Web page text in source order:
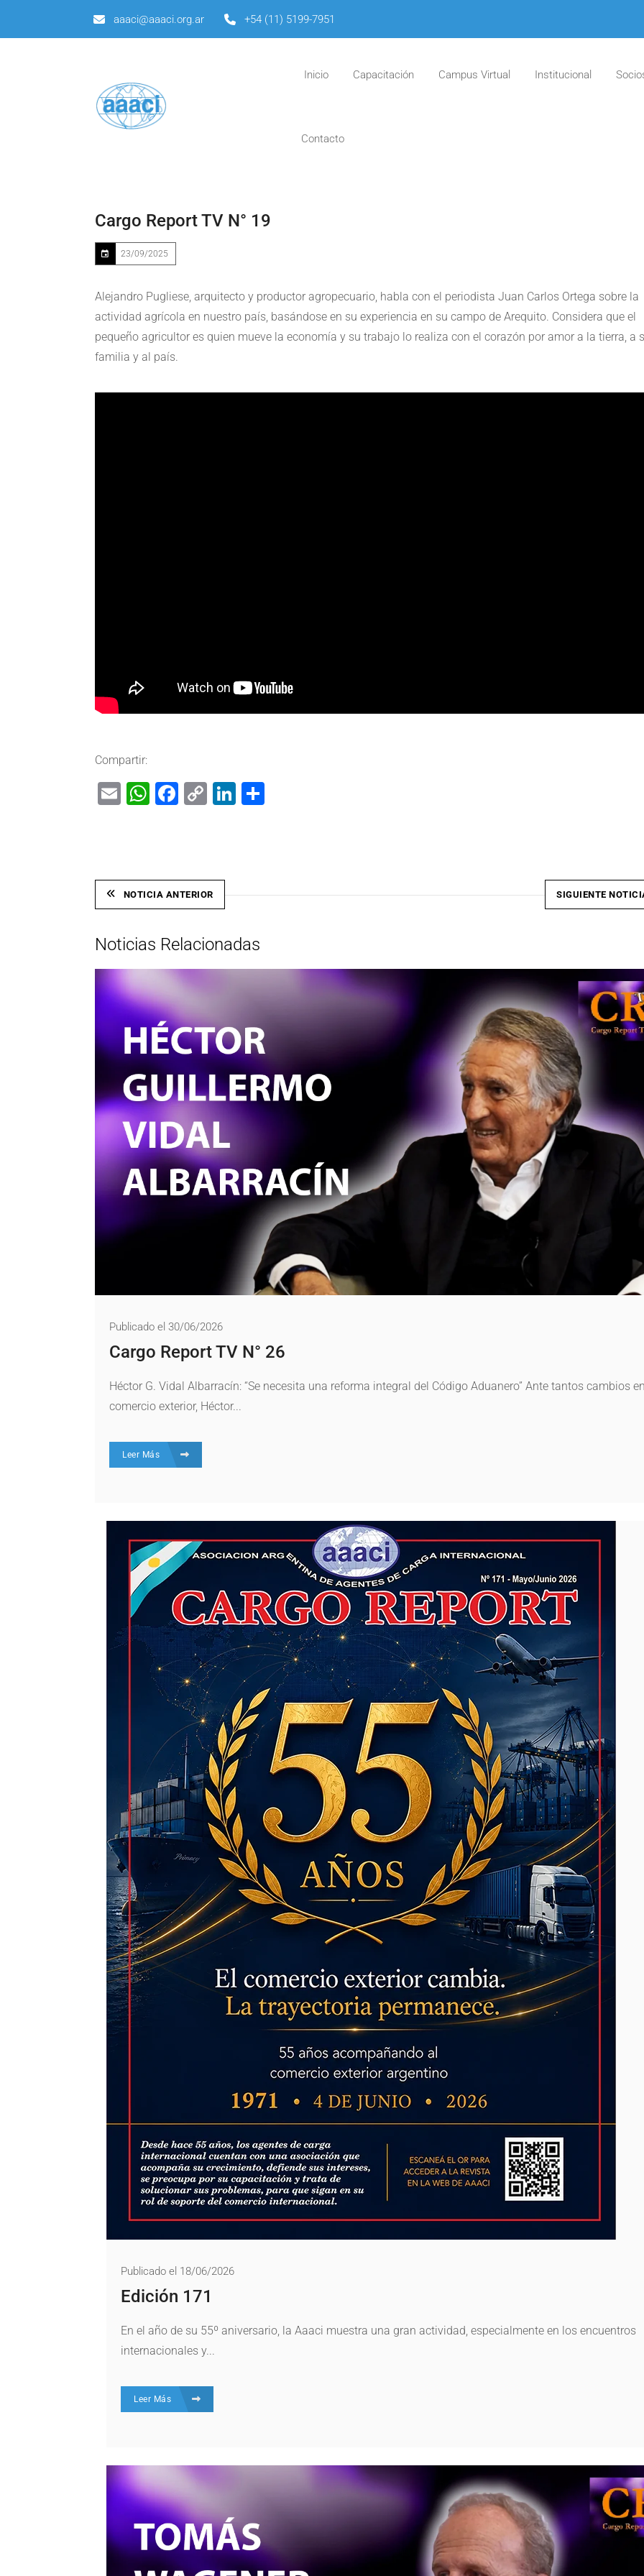
aaaci@aaaci.org.ar +54 (11) 5199-7951
Inicio Capacitación Campus Virtual Institucional
Contacto
Cargo Report TV N° 19
23/09/2025
Alejandro Pugliese, arquitecto y productor agropecuario, habla con el periodista Juan Carlos Ortega sobre la
actividad agrícola en nuestro país, basándose en su experiencia en su campo de Arequito. Considera que el
pequeño agricultor es quien mueve la economía y su trabajo lo realiza con el corazón por amor a la tierra, a
familia y al país.
Compartir:
EmailWhatsApp
Facebook
CopyLinkedIn
NOTICIA ANTERIOR SIGUIENTE
Noticias Relacionadas
Publicado el 30/06/2026
Cargo Report TV N° 26
Héctor G. Vidal Albarracín: “Se necesita una reforma integral del Código Aduanero” Ante tantos cambios
comercio exterior, Héctor...
Leer Más
Publicado el 18/06/2026
Edición 171
En el año de su 55º aniversario, la Aaaci muestra una gran actividad, especialmente en los encuentros
internacionales y...
Leer Más